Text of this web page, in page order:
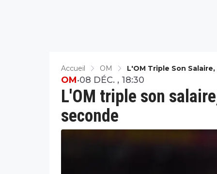
Accueil OM L'OM Triple Son
L'OM triple son
seconde
OM•08 DÉC. , 18:30